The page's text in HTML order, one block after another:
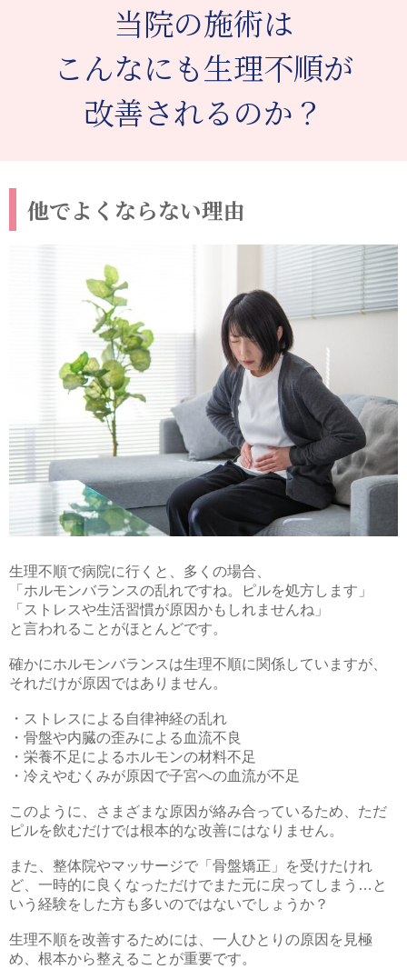
当院の施術は
こんなにも生理不順が
改善されるのか？
他でよくならない理由
生理不順で病院に行くと、多くの場合、
「ホルモンバランスの乱れですね。ピルを処方します」
「ストレスや生活習慣が原因かもしれませんね」
と言われることがほとんどです。
確かにホルモンバランスは生理不順に関係していますが、
それだけが原因ではありません。
・ストレスによる自律神経の乱れ
・骨盤や内臓の歪みによる血流不良
・栄養不足によるホルモンの材料不足
・冷えやむくみが原因で子宮への血流が不足
このように、さまざまな原因が絡み合っているため、ただ
ピルを飲むだけでは根本的な改善にはなりません。
また、整体院やマッサージで「骨盤矯正」を受けたけれ
ど、一時的に良くなっただけでまた元に戻ってしまう…と
いう経験をした方も多いのではないでしょうか？
生理不順を改善するためには、一人ひとりの原因を見極
め、根本から整えることが重要です。